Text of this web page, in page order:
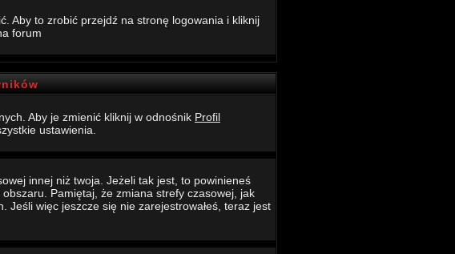
Aby to zrobić przejdź na stronę logowania i kliknij
forum
Aby je zmienić kliknij w odnośnik Profil
ustawienia.
innej niż twoja. Jeżeli tak jest, to powinieneś
Pamiętaj, że zmiana strefy czasowej, jak
więc jeszcze się nie zarejestrowałeś, teraz jest